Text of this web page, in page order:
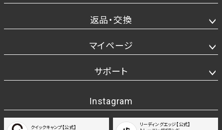
返品・交換
マイページ
サポート
Instagram
クイックキャンプ【公式】
リーディングエッジ【公式】